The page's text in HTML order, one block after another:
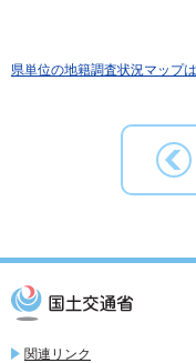
県単位の地籍調査状況マップ
関連リンク